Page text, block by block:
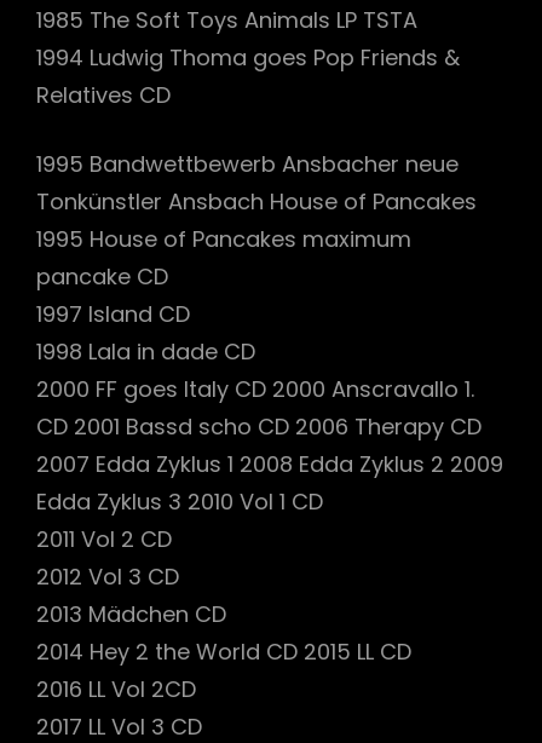
1985 The Soft Toys Animals LP TSTA
1994 Ludwig Thoma goes Pop Friends &
Relatives CD
1995 Bandwettbewerb Ansbacher neue
Tonkünstler Ansbach House of Pancakes
1995 House of Pancakes maximum
pancake CD
1997 Island CD
1998 Lala in dade CD
2000 FF goes Italy CD 2000 Anscravallo 1.
CD 2001 Bassd scho CD 2006 Therapy CD
2007 Edda Zyklus 1 2008 Edda Zyklus 2 2009
Edda Zyklus 3 2010 Vol 1 CD
2011 Vol 2 CD
2012 Vol 3 CD
2013 Mädchen CD
2014 Hey 2 the World CD 2015 LL CD
2016 LL Vol 2CD
2017 LL Vol 3 CD